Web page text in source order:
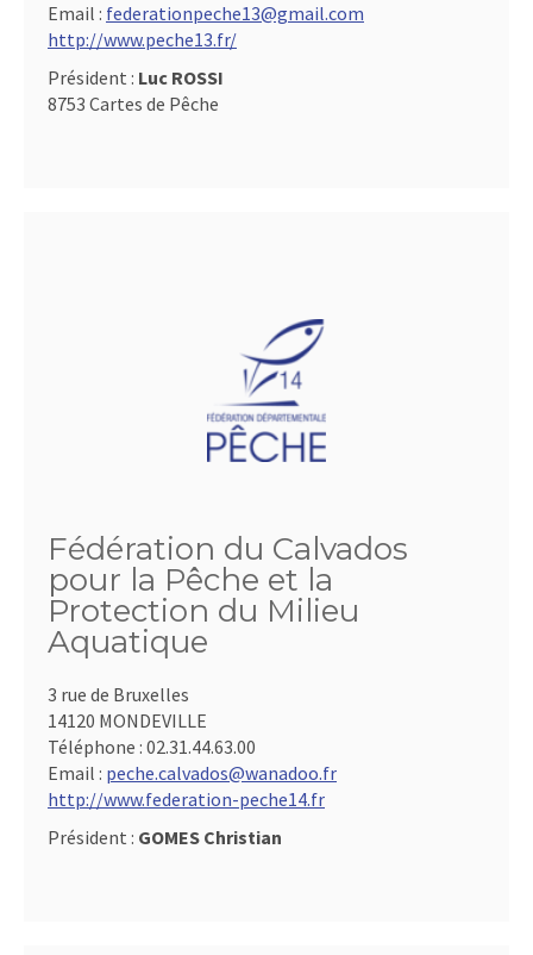
Email : federationpeche13@gmail.com
http://www.peche13.fr/
Président : Luc ROSSI
8753 Cartes de Pêche
Fédération du Calvados
pour la Pêche et la
Protection du Milieu
Aquatique
3 rue de Bruxelles
14120 MONDEVILLE
Téléphone : 02.31.44.63.00
Email : peche.calvados@wanadoo.fr
http://www.federation-peche14.fr
Président : GOMES Christian